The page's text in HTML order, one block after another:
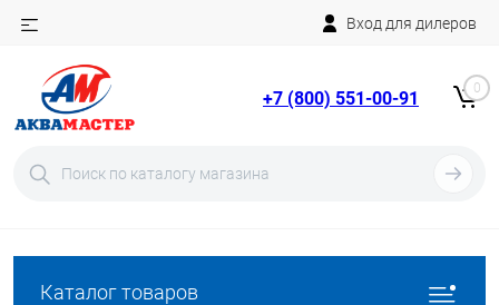
Вход для дилеров
+7 (800) 551-00-91 0
Каталог товаров